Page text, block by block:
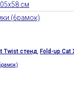
Twist стенд Fold-up Cat